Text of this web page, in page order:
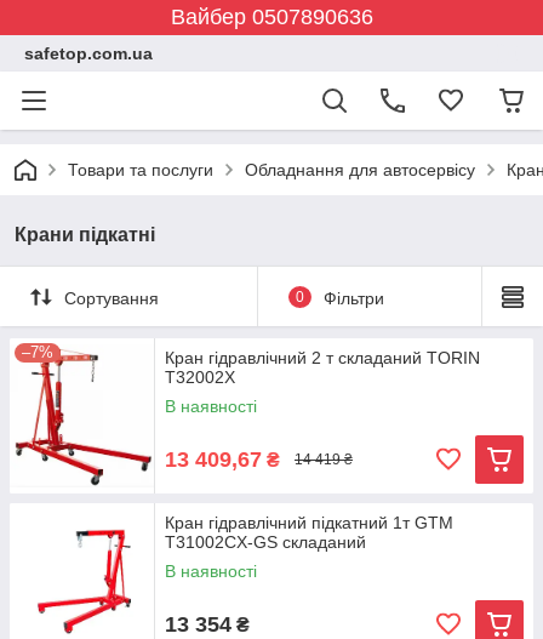
Вайбер 0507890636
safetop.com.ua
Товари та послуги Обладнання для автосервісу
Крани підкатні
Сортування 0 Фільтри
–7%
Кран гідравлічний 2 т складаний TORIN
T32002X
В наявності
13 409,67 ₴ 14 419 ₴
Кран гідравлічний підкатний 1т GTM
T31002CX-GS складаний
В наявності
13 354 ₴